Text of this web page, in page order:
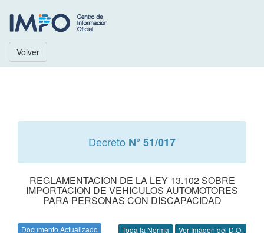
Volver
Decreto N° 51/017
REGLAMENTACION DE LA LEY 13.102 SOBRE
IMPORTACION DE VEHICULOS AUTOMOTORES
PARA PERSONAS CON DISCAPACIDAD
Documento Actualizado Toda la Norma Ver Imagen del D.O.